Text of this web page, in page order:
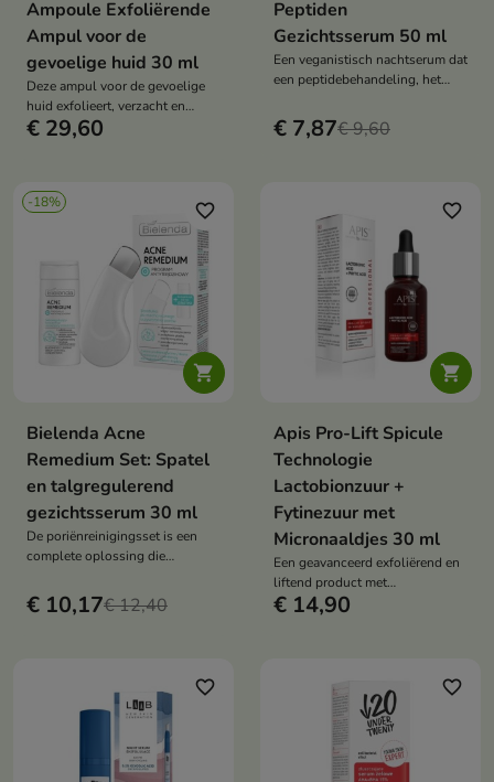
Ampoule Exfoliërende
Ampul voor de
gevoelige huid 30 ml
Deze ampul voor de gevoelige
huid exfolieert, verzacht en
reinigt de poriën op milde wijze.
hyaluronzuur helpt mee-eters te
verminderen en de huidtextuur te
€ 29,60
Peptiden
Gezichtsserum 50 ml
Een veganistisch nachtserum dat
een peptidebehandeling, het
SAP en exfoliërende
ingrediënten combineert. De
panthenol helpt de opperhuid te
verfrissen, glad te maken en te
verhelderen, voor een stralende
en uitgeruste uitstraling.
€ 7,87€ 9,60
-18%

favorite_border
Bielenda Acne
Remedium Set: Spatel
en talgregulerend
gezichtsserum 30 ml
De poriënreinigingsset is een
complete oplossing die
combineert met talgregulerende
verzorging, waardoor mee-eters
€ 10,17€ 12,40

favorite_border
Apis Pro-Lift Spicule
Technologie
Lactobionzuur +
Fytinezuur met
Micronaaldjes 30 ml
Een geavanceerd exfoliërend en
liftend product met
microneedles en zuren dat de
€ 14,90
favorite_border favorite_border